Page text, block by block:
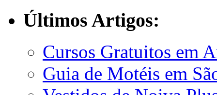
Últimos Artigos:
Cursos Gratuitos em
Guia de Motéis em